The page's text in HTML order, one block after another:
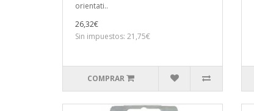
orientati..
26,32€
Sin impuestos: 21,75€
COMPRAR